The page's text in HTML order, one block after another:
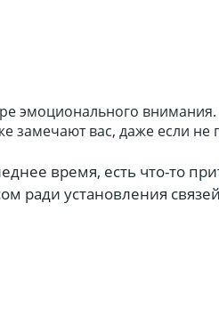
эмоционального
замечают вас, даже если не
время, есть что-то
ради установления